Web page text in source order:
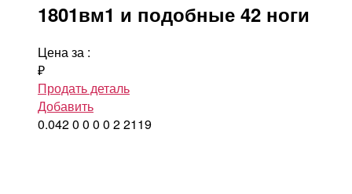
1801вм1 и подобные 42 ноги
Цена за :
₽
Продать деталь
Добавить
0.0420 0 0 0 22119